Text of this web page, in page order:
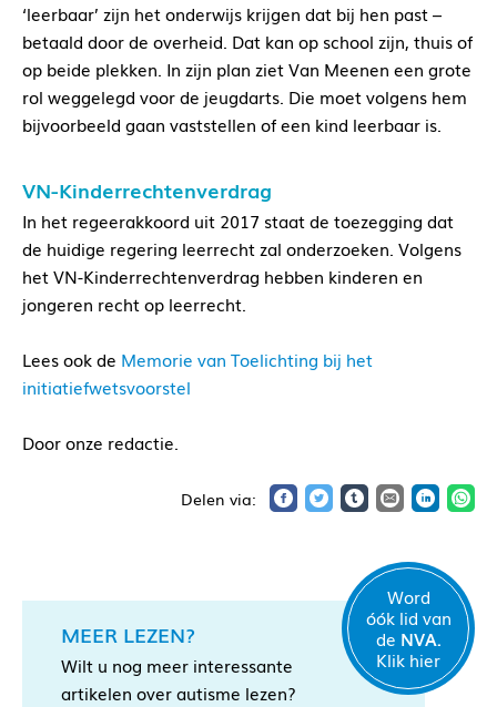
‘leerbaar’ zijn het onderwijs krijgen dat bij hen past –
betaald door de overheid. Dat kan op school zijn, thuis of
op beide plekken. In zijn plan ziet Van Meenen een grote
rol weggelegd voor de jeugdarts. Die moet volgens hem
bijvoorbeeld gaan vaststellen of een kind leerbaar is.
VN-Kinderrechtenverdrag
In het regeerakkoord uit 2017 staat de toezegging dat
de huidige regering leerrecht zal onderzoeken. Volgens
het VN-Kinderrechtenverdrag hebben kinderen en
jongeren recht op leerrecht.
Lees ook de Memorie van Toelichting bij het
initiatiefwetsvoorstel
Door onze redactie.
MEER LEZEN?
Wilt u nog meer interessante
artikelen over autisme lezen?
Word
óók lid van
de NVA.
Klik hier